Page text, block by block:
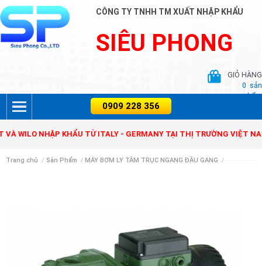
CÔNG TY TNHH TM XUẤT NHẬP KHẨU
SIÊU PHONG
GIỎ HÀNG
0 sản
phẩm
VÀ WILO NHẬP KHẨU TỪ ITALY - GERMANY TẠI THỊ TRƯỜNG VIỆT
Trang chủ / Sản Phẩm / MÁY BƠM LY TÂM TRỤC NGANG ĐẦU GANG /